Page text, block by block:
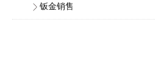
钣金销售